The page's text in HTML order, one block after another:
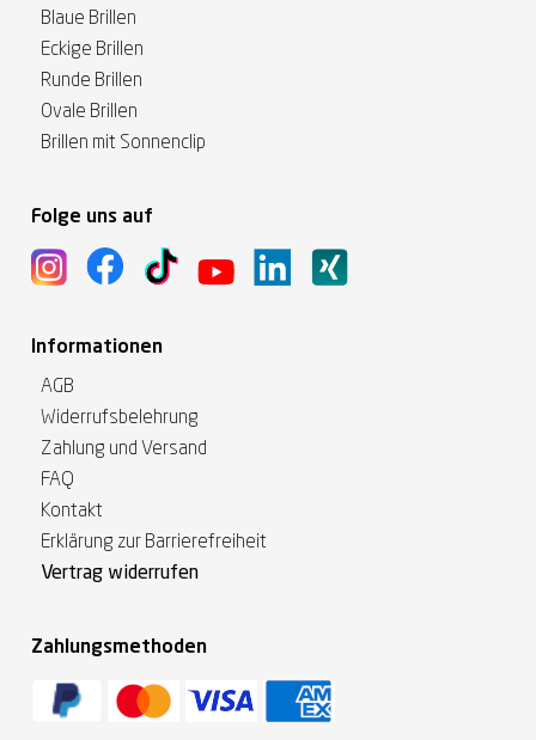
Blaue Brillen
Eckige Brillen
Runde Brillen
Ovale Brillen
Brillen mit Sonnenclip
Folge uns auf
Informationen
AGB
Widerrufsbelehrung
Zahlung und Versand
FAQ
Kontakt
Erklärung zur Barrierefreiheit
Vertrag widerrufen
Zahlungsmethoden